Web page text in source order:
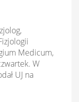
Medicum,
W
UJ na